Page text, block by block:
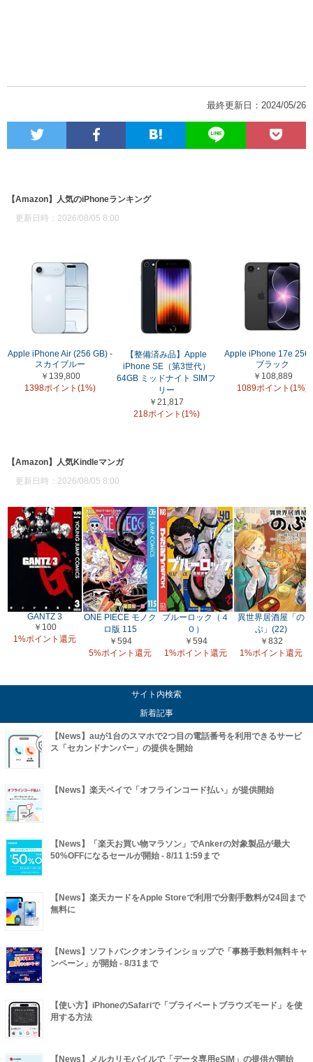
最終更新日：2024/05/26
【Amazon】人気のiPhoneランキング
更新日時：2026/08/05 8:00
Apple iPhone Air (256 GB) -
スカイブルー
￥139,800
1398ポイント(1%)
【整備済み品】Apple
iPhone SE（第3世代）
64GB ミッドナイト SIMフ
リー
￥21,817
218ポイント(1%)
Apple iPhone 17e
ブラック
￥108,889
1089ポイント(1%)
【Amazon】人気Kindleマンガ
更新日時：2026/08/05 8:00
GANTZ 3
￥100
1%ポイント還元
ONE PIECE モノク
ロ版 115
￥594
5%ポイント還元
ブルーロック（４
０）
￥594
1%ポイント還元
異世界居酒屋「の
ぶ」(22)
￥832
1%ポイント還元
サイト内検索
新着記事
【News】auが1台のスマホで2つ目の電話番号を利用できるサービ
ス「セカンドナンバー」の提供を開始
【News】楽天ペイで「オフラインコード払い」が提供開始
【News】「楽天お買い物マラソン」でAnkerの対象製品が最大
50%OFFになるセールが開始 - 8/11 1:59まで
【News】楽天カードをApple Storeで利用で分割手数料が24回まで
無料に
【News】ソフトバンクオンラインショップで「事務手数料無料キャ
ンペーン」が開始 - 8/31まで
【使い方】iPhoneのSafariで「プライベートブラウズモード」を使
用する方法
【News】メルカリモバイルで「データ専用eSIM」の提供が開始